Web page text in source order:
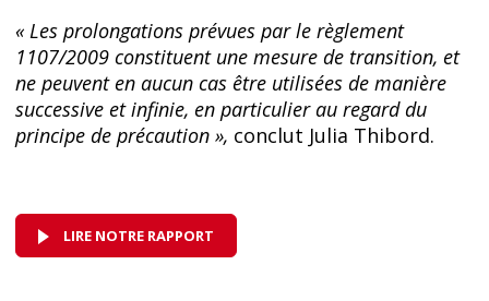
« Les prolongations prévues par le règlement
1107/2009 constituent une mesure de transition, et
ne peuvent en aucun cas être utilisées de manière
successive et infinie, en particulier au regard du
principe de précaution », conclut Julia Thibord.
LIRE NOTRE RAPPORT